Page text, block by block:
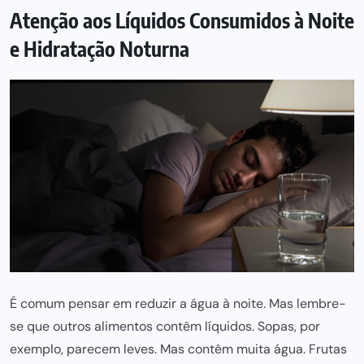
Atenção aos Líquidos Consumidos à Noite
e Hidratação Noturna
É comum pensar em reduzir a água à noite. Mas lembre-
se que outros alimentos contêm líquidos. Sopas, por
exemplo, parecem leves. Mas contêm muita água. Frutas